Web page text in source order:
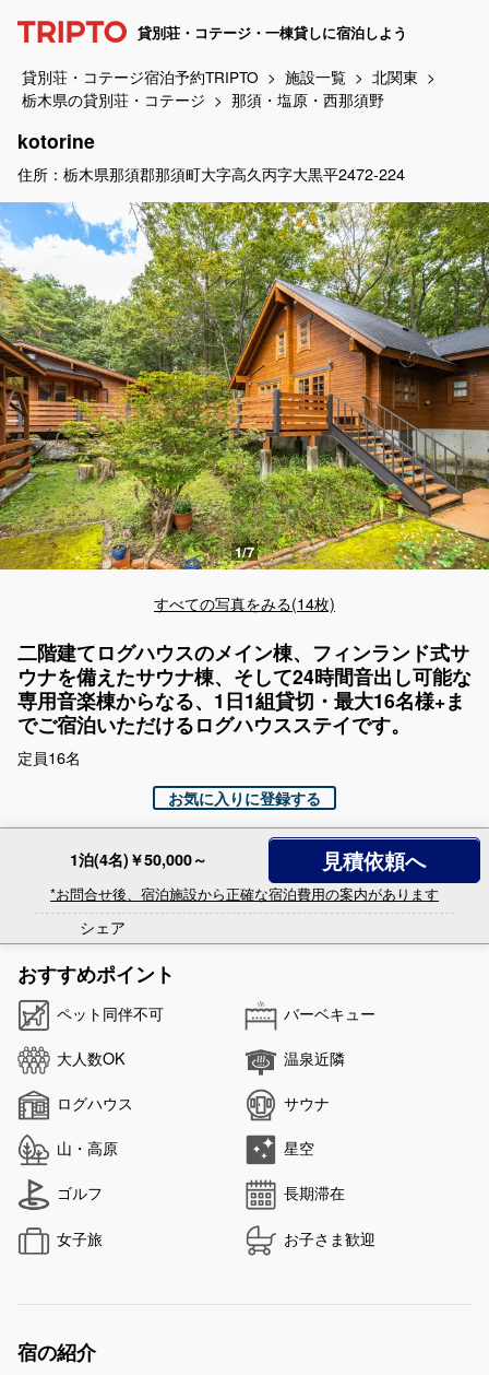
貸別荘・コテージ・一棟貸しに宿泊しよう
貸別荘・コテージ宿泊予約TRIPTO 施設一覧
北関東
栃木県の貸別荘・コテージ
那須・塩原・西那須野
kotorine
住所：栃木県那須郡那須町大字高久丙字大黒平2472-224
すべての写真をみる(14枚)
二階建てログハウスのメイン棟、フィンランド式サ
ウナを備えたサウナ棟、そして24時間音出し可能な
専用音楽棟からなる、1日1組貸切・最大16名様+ま
でご宿泊いただけるログハウスステイです。
定員16名
お気に入りに登録する
おすすめポイント
ペット同伴不可
バーベキュー
大人数OK
温泉近隣
ログハウス
サウナ
山・高原
星空
ゴルフ
長期滞在
女子旅
お子さま歓迎
宿の紹介
1泊(4名)￥50,000～
*お問合せ後、宿泊施設から正確な宿泊費用の案内があります
見積依頼へ
シェア